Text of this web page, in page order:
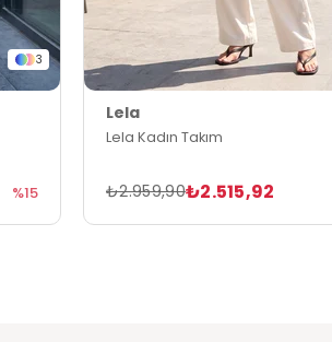
3
%15
Lela
Lela Kadın Takım
₺2.515,92
₺2.959,90